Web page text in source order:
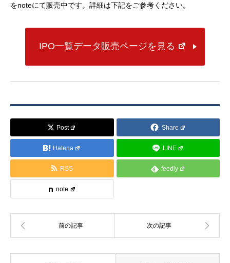
をnoteにて販売中です。詳細は下記をご参考ください。
IPO一覧データ販売ページを見る
Post Share
Hatena LINE
RSS feedly
note